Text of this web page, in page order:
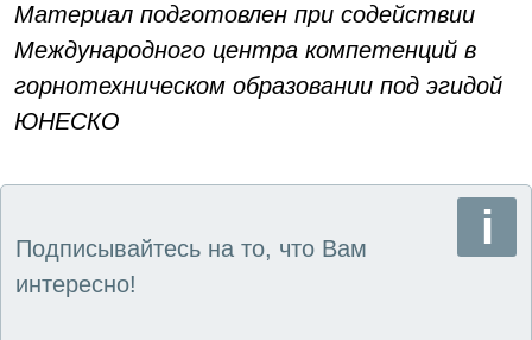
Материал подготовлен при содействии
Международного центра компетенций в
горнотехническом образовании под эгидой
ЮНЕСКО
Подписывайтесь на то, что Вам
интересно!